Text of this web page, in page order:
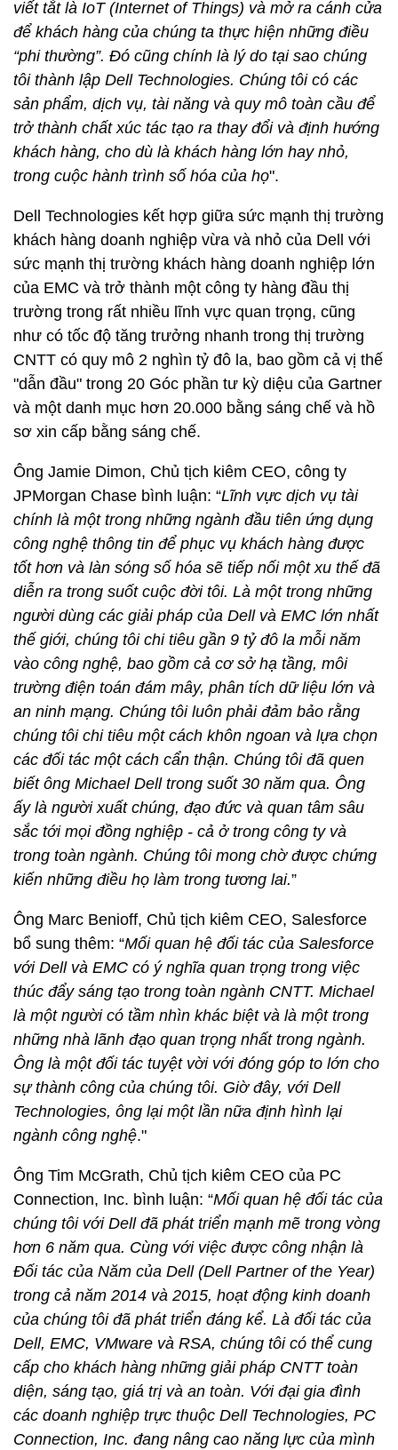
viết tắt là IoT (Internet of Things) và mở ra cánh cửa
để khách hàng của chúng ta thực hiện những điều
“phi thường”. Đó cũng chính là lý do tại sao chúng
tôi thành lập Dell Technologies. Chúng tôi có các
sản phẩm, dịch vụ, tài năng và quy mô toàn cầu để
trở thành chất xúc tác tạo ra thay đổi và định hướng
khách hàng, cho dù là khách hàng lớn hay nhỏ,
trong cuộc hành trình số hóa của họ".
Dell Technologies kết hợp giữa sức mạnh thị trường
khách hàng doanh nghiệp vừa và nhỏ của Dell với
sức mạnh thị trường khách hàng doanh nghiệp lớn
của EMC và trở thành một công ty hàng đầu thị
trường trong rất nhiều lĩnh vực quan trọng, cũng
như có tốc độ tăng trưởng nhanh trong thị trường
CNTT có quy mô 2 nghìn tỷ đô la, bao gồm cả vị thế
"dẫn đầu" trong 20 Góc phần tư kỳ diệu của Gartner
và một danh mục hơn 20.000 bằng sáng chế và hồ
sơ xin cấp bằng sáng chế.
Ông Jamie Dimon, Chủ tịch kiêm CEO, công ty
JPMorgan Chase bình luận: “Lĩnh vực dịch vụ tài
chính là một trong những ngành đầu tiên ứng dụng
công nghệ thông tin để phục vụ khách hàng được
tốt hơn và làn sóng số hóa sẽ tiếp nối một xu thế đã
diễn ra trong suốt cuộc đời tôi. Là một trong những
người dùng các giải pháp của Dell và EMC lớn nhất
thế giới, chúng tôi chitiêu gần 9 tỷ đô la mỗi năm
vào công nghệ, bao gồm cả cơ sở hạ tầng, môi
trường điện toán đám mây, phân tích dữ liệu lớn và
an ninh mạng. Chúng tôiluôn phảiđảm bảo rằng
chúng tôi chi tiêu một cách khôn ngoan và lựa chọn
các đối tác một cách cẩn thận. Chúng tôi đã quen
biết ông Michael Dell trong suốt 30 năm qua. Ông
ấy là người xuất chúng, đạo đức và quan tâm sâu
sắc tới mọi đồng nghiệp - cả ở trong công ty và
trong toàn ngành. Chúng tôi mong chờ được chứng
kiến những điều họ làm trong tương lai.”
Ông Marc Benioff, Chủ tịch kiêm CEO, Salesforce
bổ sung thêm: “Mối quan hệ đối tác của Salesforce
với Dell và EMC có ý nghĩa quan trọng trong việc
thúc đẩy sáng tạo trong toàn ngành CNTT. Michael
là một người có tầm nhìn khác biệt và là một trong
những nhà lãnh đạo quan trọng nhất trong ngành.
Ông là một đối tác tuyệt vời với đóng góp to lớn cho
sự thành công của chúng tôi. Giờ đây, với Dell
Technologies, ông lại một lần nữa định hình lại
ngành công nghệ."
Ông Tim McGrath, Chủ tịch kiêm CEO của PC
Connection, Inc. bình luận: “Mối quan hệ đối tác của
chúng tôi với Dell đã phát triển mạnh mẽ trong vòng
hơn 6 năm qua. Cùng với việc được công nhận là
Đối tác của Năm của Dell (Dell Partner of the Year)
trong cả năm 2014 và 2015, hoạt động kinh doanh
của chúng tôi đã phát triển đáng kể. Là đối tác của
Dell, EMC, VMware và RSA, chúng tôi có thể cung
cấp cho khách hàng những giải pháp CNTT toàn
diện, sáng tạo, giá trị và an toàn. Với đại gia đình
các doanh nghiệp trực thuộc Dell Technologies, PC
Connection, Inc. đang nâng cao năng lực của mình